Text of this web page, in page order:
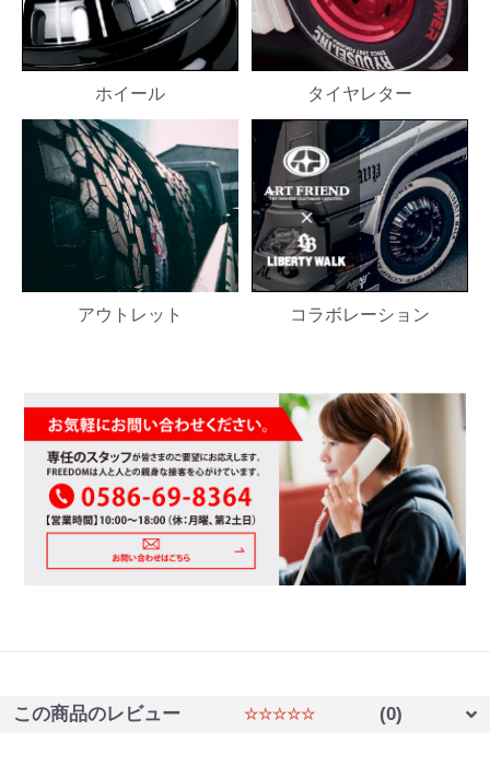
ホイール タイヤレター
アウトレット コラボレーション
この商品のレビュー ☆☆☆☆☆ (0)